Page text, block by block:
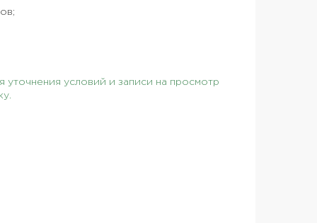
условий и записи на просмотр